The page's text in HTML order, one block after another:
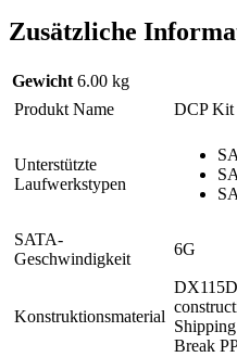
Zusätzliche
Gewicht 6.00 kg
Produkt Name
DCP Kit
Unterstützte
Laufwerkstypen
SATA-
Geschwindigkeit
6G
Konstruktionsmaterial
Break